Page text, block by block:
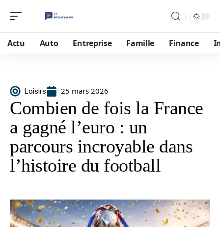
Actu Auto Entreprise Famille Finance
Loisirs 25 mars 2026
Combien de fois la France
a gagné l’euro : un
parcours incroyable dans
l’histoire du football